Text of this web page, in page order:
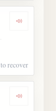
to recover